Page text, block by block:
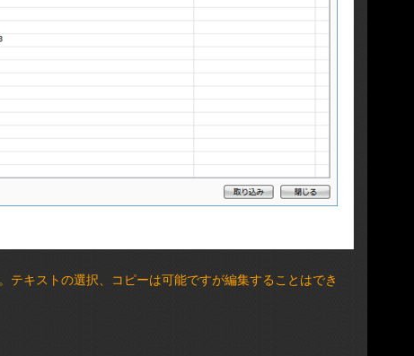
テキストの選択、コピーは可能ですが編集することはでき